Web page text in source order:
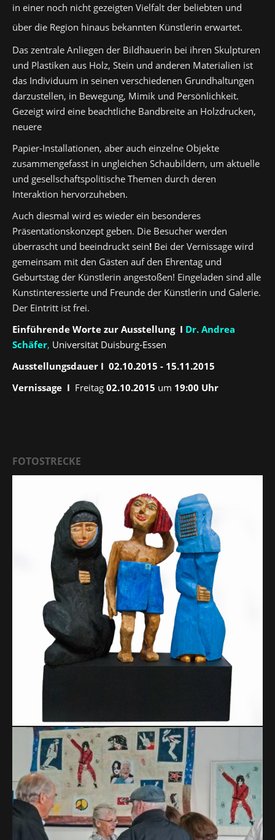
in einer noch nicht gezeigten Vielfalt der beliebten und
über die Region hinaus bekannten Künstlerin erwartet.
Das zentrale Anliegen der Bildhauerin bei ihren Skulpturen
und Plastiken aus Holz, Stein und anderen Materialien ist
das Individuum in seinen verschiedenen Grundhaltungen
darzustellen, in Bewegung, Mimik und Persönlichkeit.
Gezeigt wird eine beachtliche Bandbreite an Holzdrucken,
neuere
Papier-Installationen, aber auch einzelne Objekte
zusammengefasst in ungleichen Schaubildern, um aktuelle
und gesellschaftspolitische Themen durch deren
Interaktion hervorzuheben.
Auch diesmal wird es wieder ein besonderes
Präsentationskonzept geben. Die Besucher werden
überrascht und beeindruckt sein! Bei der Vernissage wird
gemeinsam mit den Gästen auf den Ehrentag und
Geburtstag der Künstlerin angestoßen! Eingeladen sind alle
Kunstinteressierte und Freunde der Künstlerin und Galerie.
Der Eintritt ist frei.
Einführende Worte zur Ausstellung I Dr. Andrea
Schäfer, Universität Duisburg-Essen
Ausstellungsdauer I 02.10.2015 - 15.11.2015
Vernissage I Freitag 02.10.2015 um 19:00 Uhr
FOTOSTRECKE